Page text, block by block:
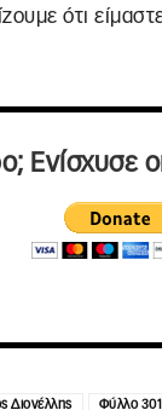
ότι
Ενίσχυσε
Διονέλλης Φύλλο 301